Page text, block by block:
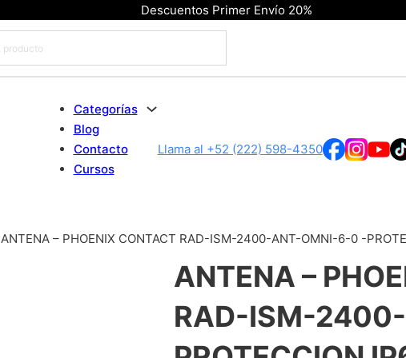
Descuentos Primer Envío 20%
Categorías
Blog
Contacto
Cursos
Llama al +52 (222) 598-4350
ANTENA – PHOENIX CONTACT RAD-ISM-2400-ANT-OMNI-6-0 -
ANTENA –
RAD-ISM-